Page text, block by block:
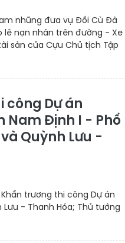
nhũng đưa vụ Đồi Cù Đà
lê nạn nhân trên đường - Xe
sản của Cựu Chủ tịch Tập
công Dự án
Nam Định I - Phố
Quỳnh Lưu -
trương thi công Dự án
- Thanh Hóa; Thủ tướng